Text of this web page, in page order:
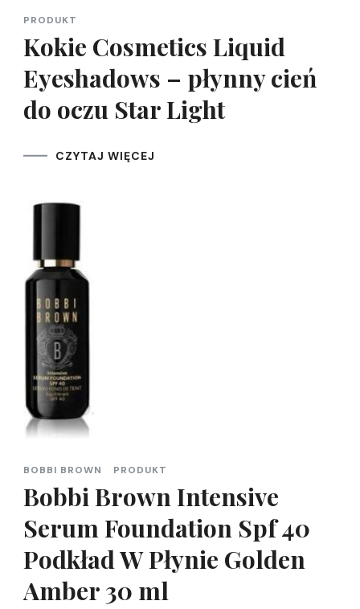
PRODUKT
Kokie Cosmetics Liquid
Eyeshadows – płynny cień
do oczu Star Light
CZYTAJ WIĘCEJ
BOBBI BROWN PRODUKT
Bobbi Brown Intensive
Serum Foundation Spf 40
Podkład W Płynie Golden
Amber 30 ml